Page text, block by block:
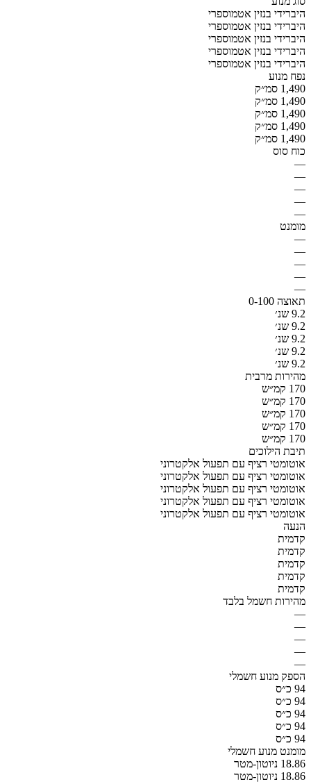
היברידי בנזין אטמוספרי
היברידי בנזין אטמוספרי
היברידי בנזין אטמוספרי
היברידי בנזין אטמוספרי
היברידי בנזין אטמוספרי
נפח מנוע
1,490 סמ״ק
1,490 סמ״ק
1,490 סמ״ק
1,490 סמ״ק
1,490 סמ״ק
כוח סוס
—
—
—
—
—
מומנט
—
—
—
—
—
תאוצה 0-100
9.2 שנ׳
9.2 שנ׳
9.2 שנ׳
9.2 שנ׳
9.2 שנ׳
מהירות מרבית
170 קמ״ש
170 קמ״ש
170 קמ״ש
170 קמ״ש
170 קמ״ש
תיבת הילוכים
אוטומטי רציף עם תפעול אלקטרוני
אוטומטי רציף עם תפעול אלקטרוני
אוטומטי רציף עם תפעול אלקטרוני
אוטומטי רציף עם תפעול אלקטרוני
אוטומטי רציף עם תפעול אלקטרוני
הנעה
קדמית
קדמית
קדמית
קדמית
קדמית
מהירות חשמל בלבד
—
—
—
—
—
הספק מנוע חשמלי
94 כ״ס
94 כ״ס
94 כ״ס
94 כ״ס
94 כ״ס
מומנט מנוע חשמלי
18.86 ניוטון-מטר
18.86 ניוטון-מטר